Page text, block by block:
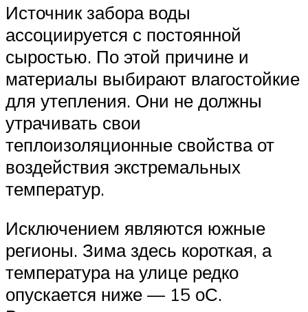
Источник забора воды
ассоциируется с постоянной
сыростью. По этой причине и
материалы выбирают влагостойкие
для утепления. Они не должны
утрачивать свои
теплоизоляционные свойства от
воздействия экстремальных
температур.
Исключением являются южные
регионы. Зима здесь короткая, а
температура на улице редко
опускается ниже — 15 оС.